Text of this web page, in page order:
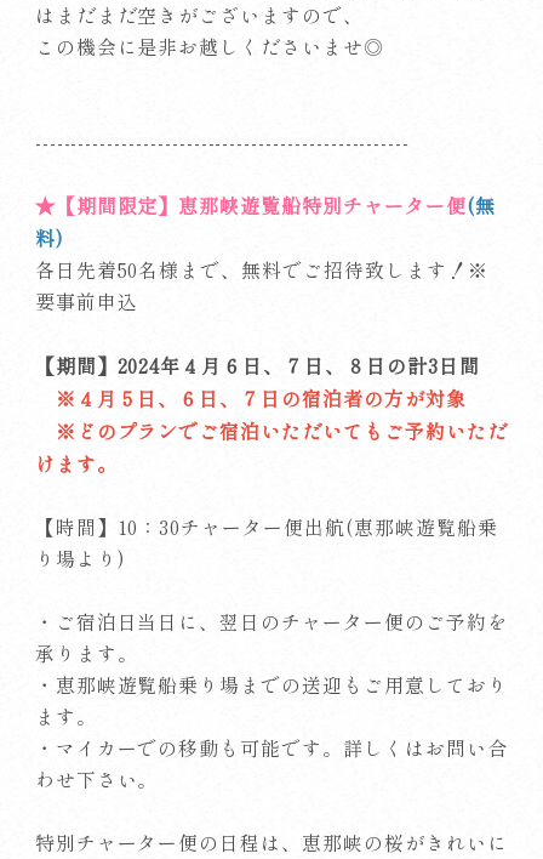
はまだまだ空きがございますので、
この機会に是非お越しくださいませ◎
----------------------------------------------------
★【期間限定】恵那峡遊覧船特別チャーター便(無
料)
各日先着50名様まで、無料でご招待致します！※
要事前申込
【期間】2024年４月６日、７日、８日の計3日間
※４月５日、６日、７日の宿泊者の方が対象
※どのプランでご宿泊いただいてもご予約いただ
けます。
【時間】10：30チャーター便出航(恵那峡遊覧船乗
り場より)
・ご宿泊日当日に、翌日のチャーター便のご予約を
承ります。
・恵那峡遊覧船乗り場までの送迎もご用意しており
ます。
・マイカーでの移動も可能です。詳しくはお問い合
わせ下さい。
特別チャーター便の日程は、恵那峡の桜がきれいに